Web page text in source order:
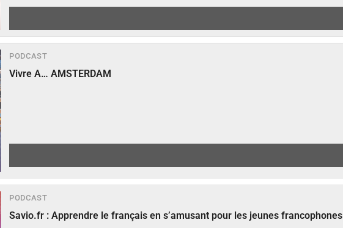
PODCAST
Vivre A… AMSTERDAM
PODCAST
Savio.fr : Apprendre le français en s’amusant pour les jeunes francophones